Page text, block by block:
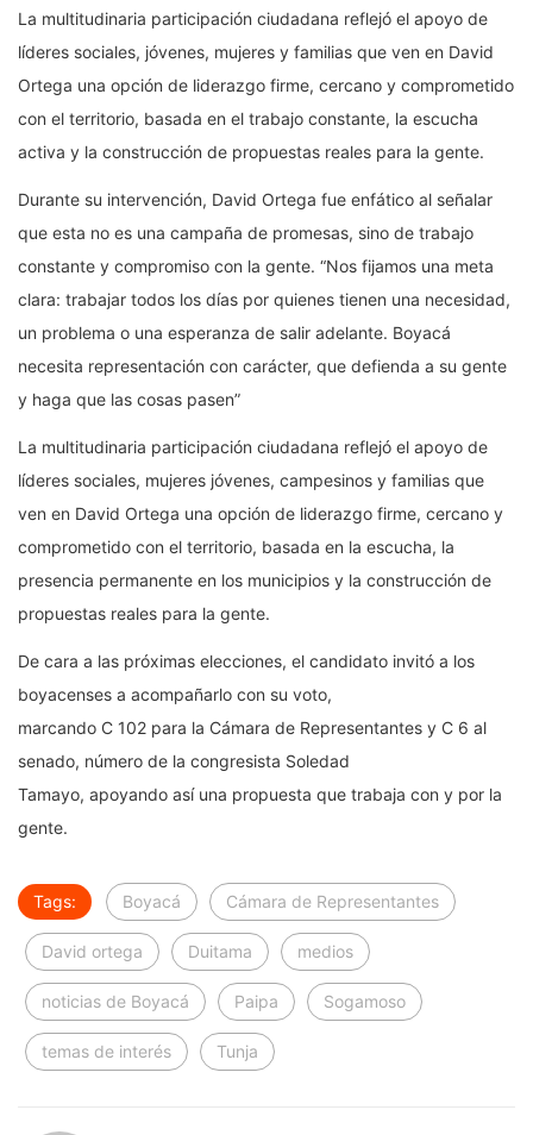
La multitudinaria participación ciudadana reflejó el apoyo de
líderes sociales, jóvenes, mujeres y familias que ven en David
Ortega una opción de liderazgo firme, cercano y comprometido
con el territorio, basada en el trabajo constante, la escucha
activa y la construcción de propuestas reales para la gente.
Durante su intervención, David Ortega fue enfático al señalar
que esta no es una campaña de promesas, sino de trabajo
constante y compromiso con la gente. “Nos fijamos una meta
clara: trabajar todos los días por quienes tienen una necesidad,
un problema o una esperanza de salir adelante. Boyacá
necesita representación con carácter, que defienda a su gente
y haga que las cosas pasen”
La multitudinaria participación ciudadana reflejó el apoyo de
líderes sociales, mujeres jóvenes, campesinos y familias que
ven en David Ortega una opción de liderazgo firme, cercano y
comprometido con el territorio, basada en la escucha, la
presencia permanente en los municipios y la construcción de
propuestas reales para la gente.
De cara a las próximas elecciones, el candidato invitó a los
boyacenses a acompañarlo con su voto,
marcando C 102 para la Cámara de Representantes y C 6 al
senado, número de la congresista Soledad
Tamayo, apoyando así una propuesta que trabaja con y por la
gente.
Tags: Boyacá Cámara de Representantes
David ortega Duitama medios
noticias de Boyacá Paipa Sogamoso
temas de interés Tunja